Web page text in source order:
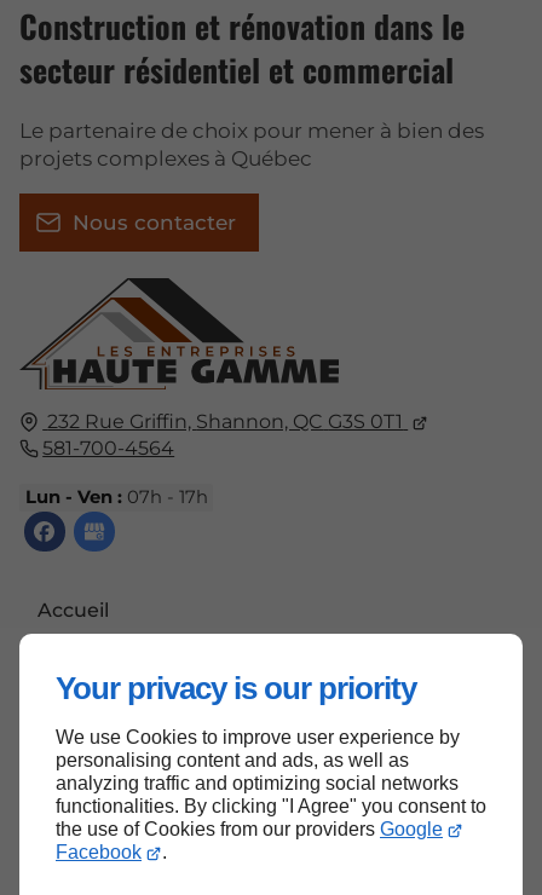
Your privacy is our priority
We use Cookies to improve user experience by
personalising content and ads, as well as
analyzing traffic and optimizing social networks
functionalities. By clicking "I Agree" you consent to
the use of Cookies from our providers Google
Facebook
.
232 Rue Griffin, Shannon, QC G3S 0T1
581-700-4564
Lun - Ven :07h - 17h
Accueil
Politique de confidentialité
Plan du site
Construction et rénovation dans le
secteur résidentiel et commercial
Le partenaire de choix pour mener à bien des
projets complexes à Québec
Nous contacter
Haut de page